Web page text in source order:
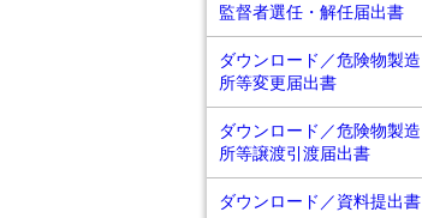
監督者選任・解任届出書
ダウンロード／危険物製造
所等変更届出書
ダウンロード／危険物製造
所等譲渡引渡届出書
ダウンロード／資料提出書